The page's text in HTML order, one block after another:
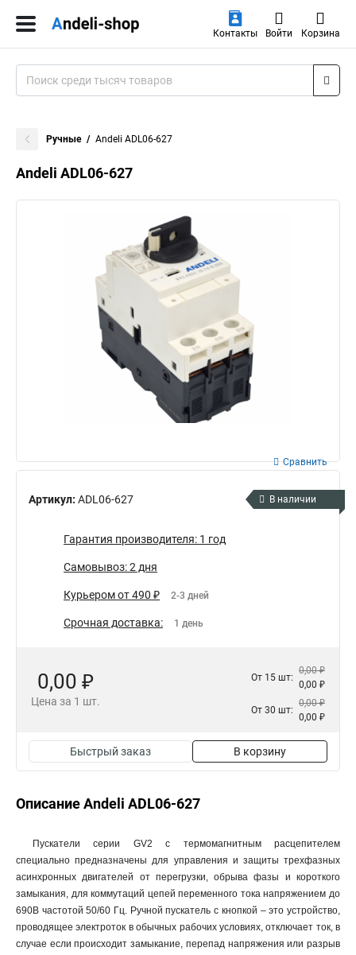
Контакты Войти Корзина
Ручные Andeli ADL06-627
Andeli ADL06-627
Артикул: ADL06-627
Сравнить
В наличии
Гарантия производителя: 1 год
Самовывоз: 2 дня
Курьером от 490 ₽ 2-3 дней
Срочная доставка: 1 день
0,00 ₽
Цена за 1 шт.
От 15 шт:
0,00 ₽
0,00 ₽
От 30 шт:
0,00 ₽
0,00 ₽
Быстрый заказ В корзину
Описание Andeli ADL06-627
Пускатели серии GV2 с термомагнитным расцепителем
специально предназначены для управления и защиты трехфазных
асинхронных двигателей от перегрузки, обрыва фазы и короткого
замыкания, для коммутаций цепей переменного тока напряжением до
690В частотой 50/60 Гц. Ручной пускатель с кнопкой – это устройство,
проводящее электроток в обычных рабочих условиях, отключает ток, в
случае если происходит замыкание, перепад напряжения или разрыв